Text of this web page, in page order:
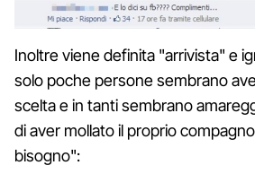
Inoltre viene definita "arrivista" e
solo poche persone sembrano
scelta e in tanti sembrano
di aver mollato il proprio
bisogno":